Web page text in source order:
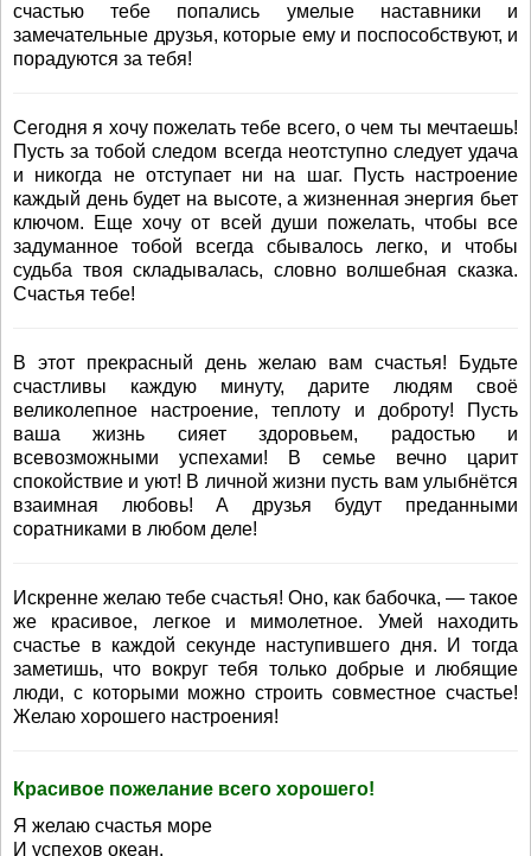
счастью тебе попались умелые наставники и
замечательные друзья, которые ему и поспособствуют, и
порадуются за тебя!
Сегодня я хочу пожелать тебе всего, о чем ты мечтаешь!
Пусть за тобой следом всегда неотступно следует удача
и никогда не отступает ни на шаг. Пусть настроение
каждый день будет на высоте, а жизненная энергия бьет
ключом. Еще хочу от всей души пожелать, чтобы все
задуманное тобой всегда сбывалось легко, и чтобы
судьба твоя складывалась, словно волшебная сказка.
Счастья тебе!
В этот прекрасный день желаю вам счастья! Будьте
счастливы каждую минуту, дарите людям своё
великолепное настроение, теплоту и доброту! Пусть
ваша жизнь сияет здоровьем, радостью и
всевозможными успехами! В семье вечно царит
спокойствие и уют! В личной жизни пусть вам улыбнётся
взаимная любовь! А друзья будут преданными
соратниками в любом деле!
Искренне желаю тебе счастья! Оно, как бабочка, — такое
же красивое, легкое и мимолетное. Умей находить
счастье в каждой секунде наступившего дня. И тогда
заметишь, что вокруг тебя только добрые и любящие
люди, с которыми можно строить совместное счастье!
Желаю хорошего настроения!
Красивое пожелание всего хорошего!
Я желаю счастья море
И успехов океан.